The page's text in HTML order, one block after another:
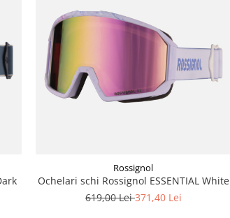
Rossignol
Ochelari schi Rossignol ESSENTIAL White
619,00 Lei371,40 Lei